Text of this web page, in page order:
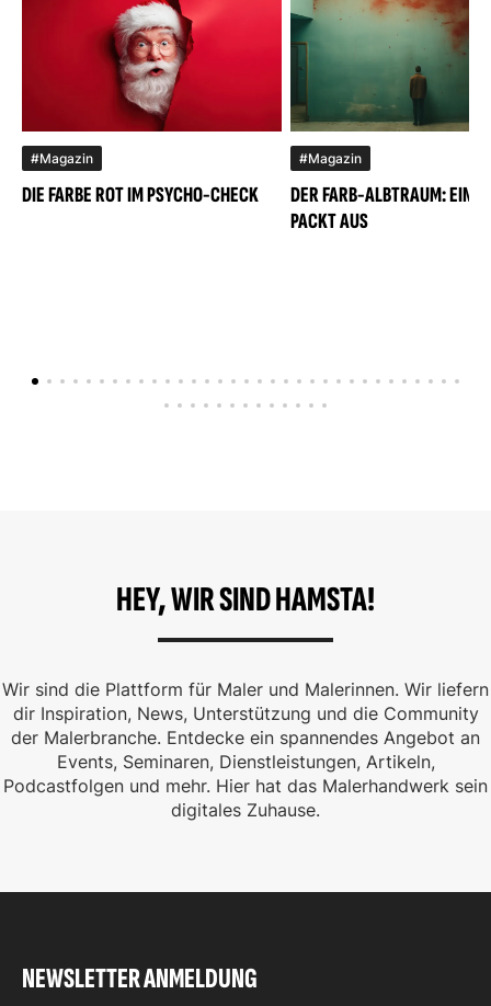
#Magazin
DIE FARBE ROT IM PSYCHO-CHECK
#Magazin
DER FARB-ALBTRAUM: EIN
PACKT AUS
HEY, WIR SIND HAMSTA!
Wir sind die Plattform für Maler und Malerinnen. Wir liefern
dir Inspiration, News, Unterstützung und die Community
der Malerbranche. Entdecke ein spannendes Angebot an
Events, Seminaren, Dienstleistungen, Artikeln,
Podcastfolgen und mehr. Hier hat das Malerhandwerk sein
digitales Zuhause.
NEWSLETTER ANMELDUNG